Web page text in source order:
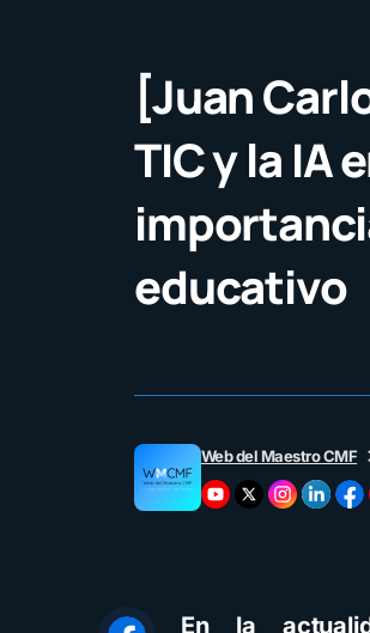
[Juan
TIC y la IA
educativo
Web del Maestro CMF
En la